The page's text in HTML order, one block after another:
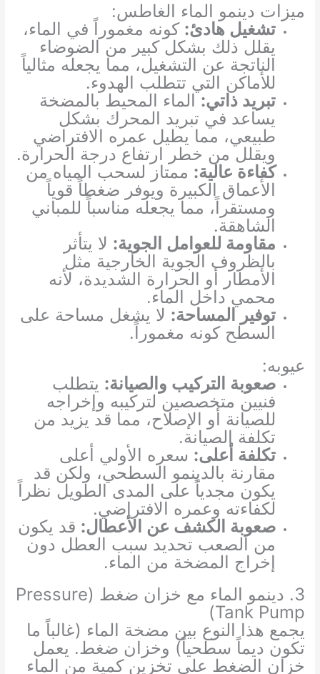
ميزات دينمو الماء الغاطس:
تشغيل هادئ: كونه مغموراً في الماء،
يقلل ذلك بشكل كبير من الضوضاء
الناتجة عن التشغيل، مما يجعله مثالياً
للأماكن التي تتطلب الهدوء.
تبريد ذاتي: الماء المحيط بالمضخة
يساعد في تبريد المحرك بشكل
طبيعي، مما يطيل عمره الافتراضي
ويقلل من خطر ارتفاع درجة الحرارة.
كفاءة عالية: ممتاز لسحب المياه من
الأعماق الكبيرة ويوفر ضغطاً قوياً
ومستقراً، مما يجعله مناسباً للمباني
الشاهقة.
مقاومة للعوامل الجوية: لا يتأثر
بالظروف الجوية الخارجية مثل
الأمطار أو الحرارة الشديدة، لأنه
محمي داخل الماء.
توفير المساحة: لا يشغل مساحة على
السطح كونه مغموراً.
عيوبه:
صعوبة التركيب والصيانة: يتطلب
فنيين متخصصين لتركيبه وإخراجه
للصيانة أو الإصلاح، مما قد يزيد من
تكلفة الصيانة.
تكلفة أعلى: سعره الأولي أعلى
مقارنة بالدينمو السطحي، ولكن قد
يكون مجدياً على المدى الطويل نظراً
لكفاءته وعمره الافتراضي.
صعوبة الكشف عن الأعطال: قد يكون
من الصعب تحديد سبب العطل دون
إخراج المضخة من الماء.
3. دينمو الماء مع خزان ضغط (Pressure
Tank Pump)
يجمع هذا النوع بين مضخة الماء (غالباً ما
تكون ديماً سطحياً) وخزان ضغط. يعمل
خزان الضغط على تخزين كمية من الماء